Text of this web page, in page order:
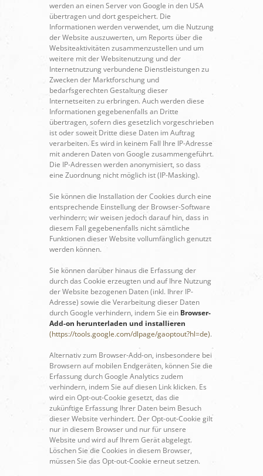
werden an einen Server von Google in den USA
übertragen und dort gespeichert. Die
Informationen werden verwendet, um die Nutzung
der Website auszuwerten, um Reports über die
Websiteaktivitäten zusammenzustellen und um
weitere mit der Websitenutzung und der
Internetnutzung verbundene Dienstleistungen zu
Zwecken der Marktforschung und
bedarfsgerechten Gestaltung dieser
Internetseiten zu erbringen. Auch werden diese
Informationen gegebenenfalls an Dritte
übertragen, sofern dies gesetzlich vorgeschrieben
ist oder soweit Dritte diese Daten im Auftrag
verarbeiten. Es wird in keinem Fall Ihre IP-Adresse
mit anderen Daten von Google zusammengeführt.
Die IP-Adressen werden anonymisiert, so dass
eine Zuordnung nicht möglich ist (IP-Masking).
Sie können die Installation der Cookies durch eine
entsprechende Einstellung der Browser-Software
verhindern; wir weisen jedoch darauf hin, dass in
diesem Fall gegebenenfalls nicht sämtliche
Funktionen dieser Website vollumfänglich genutzt
werden können.
Sie können darüber hinaus die Erfassung der
durch das Cookie erzeugten und auf Ihre Nutzung
der Website bezogenen Daten (inkl. Ihrer IP-
Adresse) sowie die Verarbeitung dieser Daten
durch Google verhindern, indem Sie ein Browser-
Add-on herunterladen und installieren
(https://tools.google.com/dlpage/gaoptout?hl=de).
Alternativ zum Browser-Add-on, insbesondere bei
Browsern auf mobilen Endgeräten, können Sie die
Erfassung durch Google Analytics zudem
verhindern, indem Sie auf diesen Link klicken. Es
wird ein Opt-out-Cookie gesetzt, das die
zukünftige Erfassung Ihrer Daten beim Besuch
dieser Website verhindert. Der Opt-out-Cookie gilt
nur in diesem Browser und nur für unsere
Website und wird auf Ihrem Gerät abgelegt.
Löschen Sie die Cookies in diesem Browser,
müssen Sie das Opt-out-Cookie erneut setzen.